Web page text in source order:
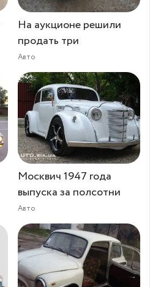
На аукционе решили
продать три
Авто
Москвич 1947 года
выпуска за полсотни
Авто